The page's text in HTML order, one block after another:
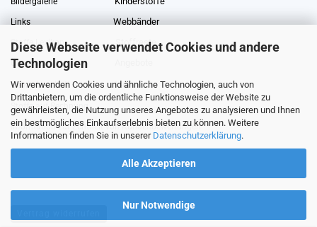
Diese Webseite verwendet Cookies und andere
Technologien
Wir verwenden Cookies und ähnliche Technologien, auch von
Drittanbietern, um die ordentliche Funktionsweise der Website zu
gewährleisten, die Nutzung unseres Angebotes zu analysieren und Ihnen
ein bestmögliches Einkaufserlebnis bieten zu können. Weitere
Informationen finden Sie in unserer Datenschutzerklärung.
Alle Akzeptieren
Nur Notwendige
Links Webbänder
Stoffe Lexikon Stoffreste
Über uns
Gewerberabatt Meterware
Stoffe auf Rechnung
Information zur Echtheit von Kundenbewertungen